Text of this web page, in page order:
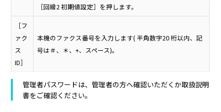
［回線2 初期値設定］を押します。
［フ
ァク
ス
ID］
本機のファクス番号を入力します( 半角数字20 桁以内、記
号は＃、＊、+、スペース)。
管理者パスワードは、管理者の方へ確認いただくか取扱説明
書をご確認ください。